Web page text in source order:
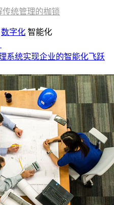
传统管理的枷锁
数字化 智能化
系统实现企业的智能化飞跃